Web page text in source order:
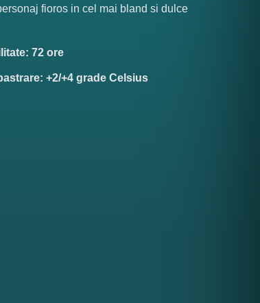
fioros in cel mai bland si dulce
72 ore
+2/+4 grade Celsius